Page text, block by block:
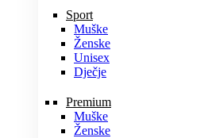
Sport
Muške
Ženske
Unisex
Dječje
Premium
Muške
Ženske